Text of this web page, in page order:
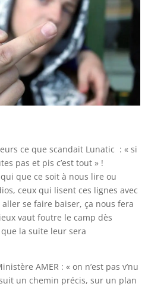
ce que scandait Lunatic : « si
pas et pis c’est tout » !
qui que ce soit à nous lire ou
ceux qui lisent ces lignes avec
aller se faire baiser, ça nous fera
vaut foutre le camp dès
la suite leur sera
AMER : « on n’est pas v’nu
un chemin précis, sur un plan